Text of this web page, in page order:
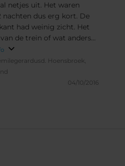
netjes uit. Het waren
nachten dus erg kort. De
had weinig zicht. Het
de trein of wat anders
me wakker. Ontbijt was
Hoensbroek,
04/10/2016